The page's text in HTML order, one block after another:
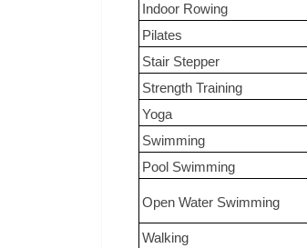
Indoor Rowing
Pilates
Stair Stepper
Strength Training
Yoga
Swimming
Pool Swimming
Open Water Swimming
Walking